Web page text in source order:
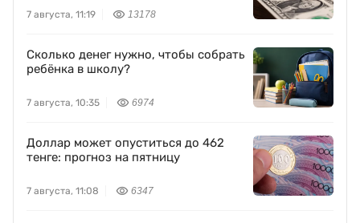
7 августа, 11:19 13178
Сколько денег нужно, чтобы собрать
ребёнка в школу?
7 августа, 10:35 6974
Доллар может опуститься до 462
тенге: прогноз на пятницу
7 августа, 11:08 6347